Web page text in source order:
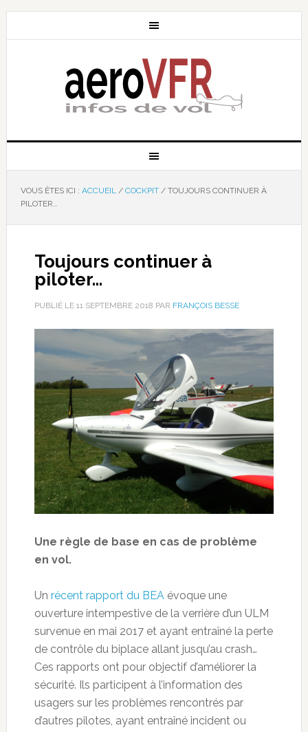
VOUS ÊTES ICI : ACCUEIL / COCKPIT /TOUJOURS CONTINUER À
PILOTER…
Toujours continuer à
piloter…
PUBLIÉ LE 11 SEPTEMBRE 2018 PAR FRANÇOIS BESSE
Une règle de base en cas de problème
en vol.
Un récent rapport du BEAévoque une
ouverture intempestive de la verrière d’un ULM
survenue en mai 2017 et ayant entraîné la perte
de contrôle du biplace allant jusqu’au crash…
Ces rapports ont pour objectif d’améliorer la
sécurité. Ils participent à l’information des
usagers sur les problèmes rencontrés par
d’autres pilotes, ayant entraîné incident ou